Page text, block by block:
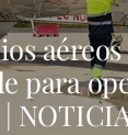
para